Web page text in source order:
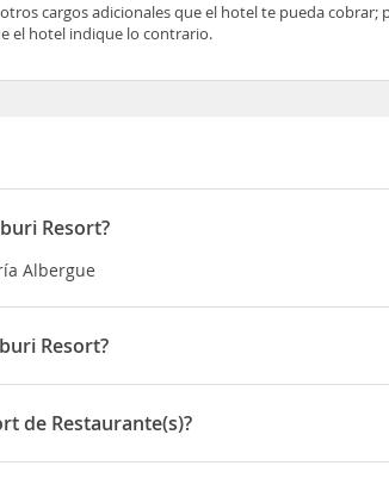
cargos adicionales que el hotel te pueda cobrar;
el hotel indique lo contrario.
Resort?
Albergue
Resort?
3 Moo 3 Muang Kao , Muang
de Restaurante(s)?